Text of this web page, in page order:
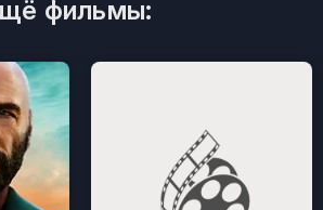
фильмы: